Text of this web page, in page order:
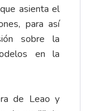
asienta el
para así
sobre la
en la
de Leao y